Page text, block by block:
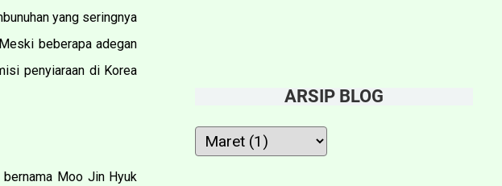
yang seringnya
beberapa adegan
penyiaraan di Korea
Moo Jin Hyuk
ARSIP BLOG